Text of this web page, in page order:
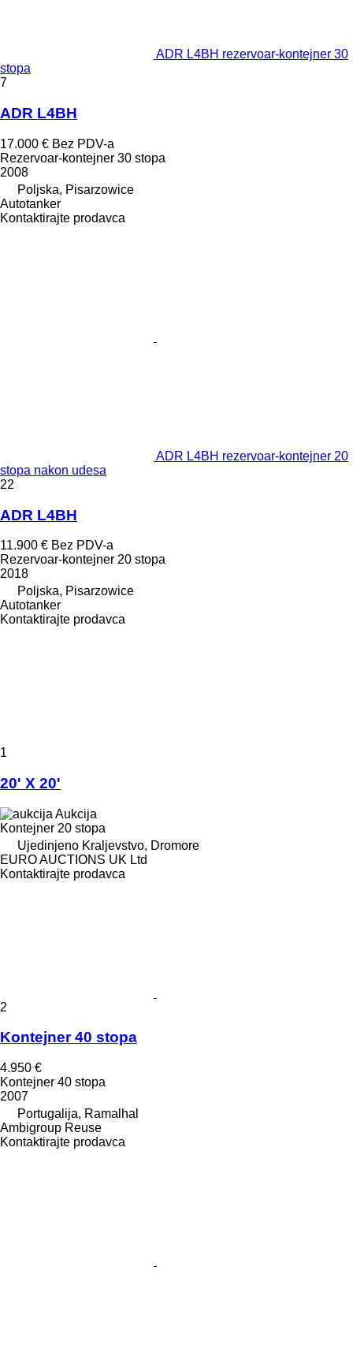
ADR L4BH rezervoar-kontejner 30
stopa
7
ADR L4BH
17.000 € Bez PDV-a
Rezervoar-kontejner 30 stopa
2008
Poljska, Pisarzowice
Autotanker
Kontaktirajte prodavca
ADR L4BH rezervoar-kontejner 20
stopa nakon udesa
22
ADR L4BH
11.900 € Bez PDV-a
Rezervoar-kontejner 20 stopa
2018
Poljska, Pisarzowice
Autotanker
Kontaktirajte prodavca
1
20' X 20'
Aukcija
Kontejner 20 stopa
Ujedinjeno Kraljevstvo, Dromore
EURO AUCTIONS UK Ltd
Kontaktirajte prodavca
2
Kontejner 40 stopa
4.950 €
Kontejner 40 stopa
2007
Portugalija, Ramalhal
Ambigroup Reuse
Kontaktirajte prodavca